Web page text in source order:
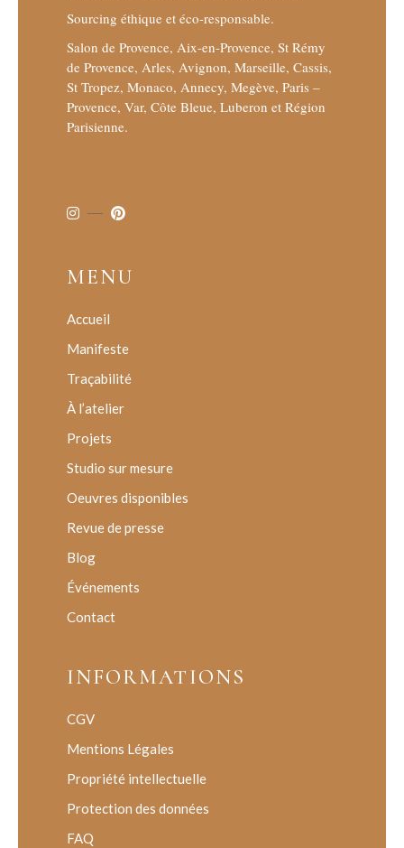
Sourcing éthique et éco-responsable.
Salon de Provence, Aix-en-Provence, St Rémy
de Provence, Arles, Avignon, Marseille, Cassis,
St Tropez, Monaco, Annecy, Megève, Paris –
Provence, Var, Côte Bleue, Luberon et Région
Parisienne.
MENU
Accueil
Manifeste
Traçabilité
À l’atelier
Projets
Studio sur mesure
Oeuvres disponibles
Revue de presse
Blog
Événements
Contact
INFORMATIONS
CGV
Mentions Légales
Propriété intellectuelle
Protection des données
FAQ